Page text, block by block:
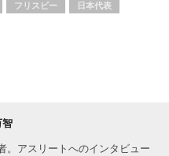
フリスビー 日本代表
智
。アスリートへのインタビュー